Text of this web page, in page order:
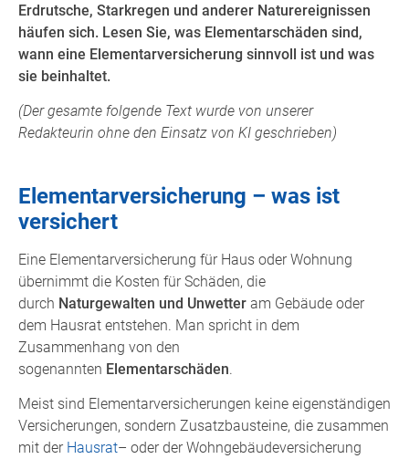
Erdrutsche, Starkregen und anderer Naturereignissen
häufen sich. Lesen Sie, was Elementarschäden sind,
wann eine Elementarversicherung sinnvoll ist und was
sie beinhaltet.
(Der gesamte folgende Text wurde von unserer
Redakteurin ohne den Einsatz von KI geschrieben)
Elementarversicherung – was ist
versichert
Eine Elementarversicherung für Haus oder Wohnung
übernimmt die Kosten für Schäden, die
durch Naturgewalten und Unwetter am Gebäude oder
dem Hausrat entstehen. Man spricht in dem
Zusammenhang von den
sogenannten Elementarschäden.
Meist sind Elementarversicherungen keine eigenständigen
Versicherungen, sondern Zusatzbausteine, die zusammen
mit der Hausrat– oder der Wohngebäudeversicherung